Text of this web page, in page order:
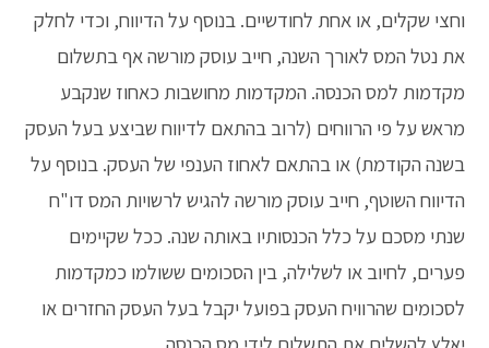
וחצי שקלים, או אחת לחודשיים. בנוסף על הדיווח, וכדי לחלק
את נטל המס לאורך השנה, חייב עוסק מורשה אף בתשלום
מקדמות למס הכנסה. המקדמות מחושבות כאחוז שנקבע
מראש על פי הרווחים (לרוב בהתאם לדיווח שביצע בעל העסק
בשנה הקודמת) או בהתאם לאחוז הענפי של העסק. בנוסף על
הדיווח השוטף, חייב עוסק מורשה להגיש לרשויות המס דו"ח
שנתי מסכם על כלל הכנסותיו באותה שנה. ככל שקיימים
פערים, לחיוב או לשלילה, בין הסכומים ששולמו כמקדמות
לסכומים שהרוויח העסק בפועל יקבל בעל העסק החזרים או